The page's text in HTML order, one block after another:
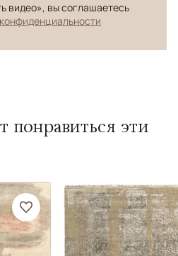
видео», вы соглашаетесь
понравиться эти